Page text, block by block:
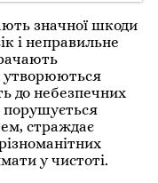
значної шкоди
і неправильне
утворюються
до небезпечних
порушується
страждає
у чистоті.